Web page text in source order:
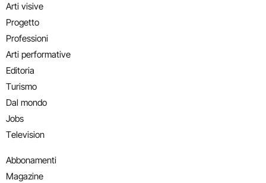
Arti visive
Progetto
Professioni
Arti performative
Editoria
Turismo
Dal mondo
Jobs
Television
Abbonamenti
Magazine